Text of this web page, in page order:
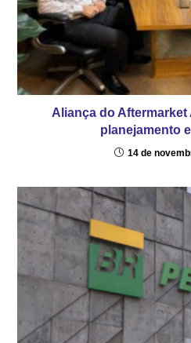
Aliança do
planejamento
14 de